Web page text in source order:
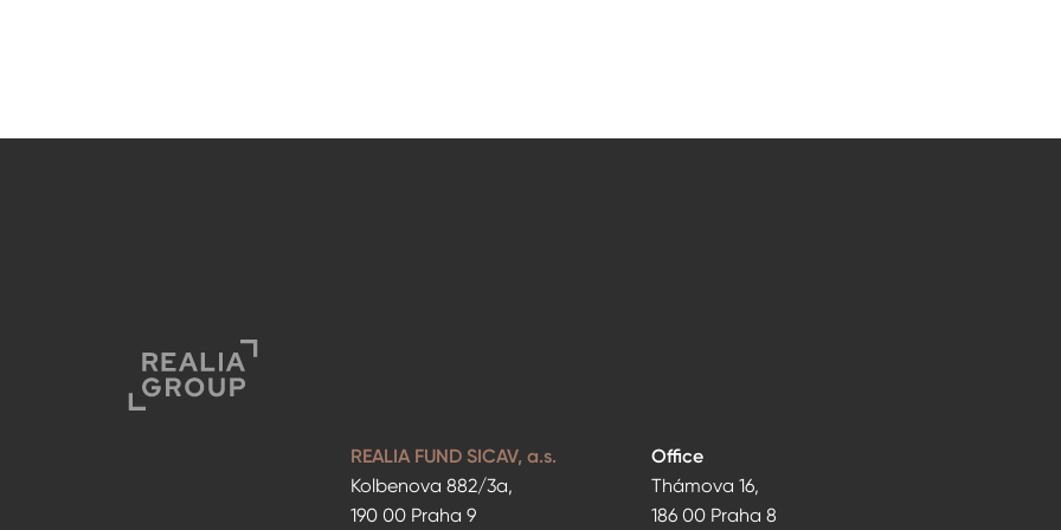
REALIA FUND SICAV, a.s.
Kolbenova 882/3a,
190 00 Praha 9
Office
Thámova 16,
186 00 Praha 8